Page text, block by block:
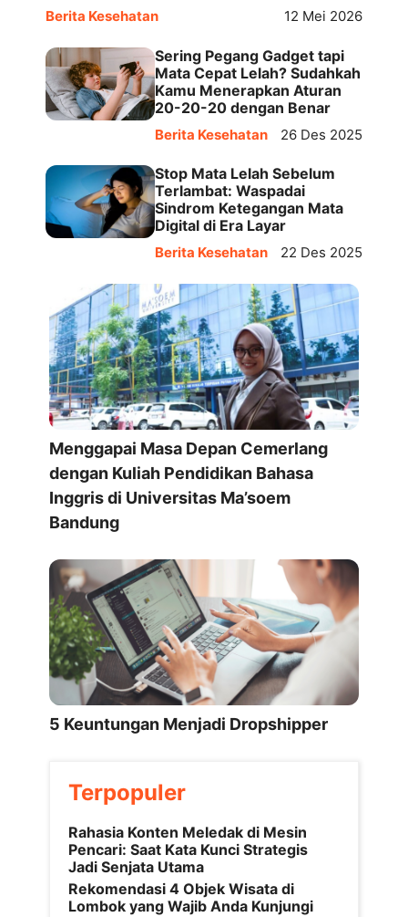
Berita Kesehatan 12 Mei 2026
Sering Pegang Gadget tapi
Mata Cepat Lelah? Sudahkah
Kamu Menerapkan Aturan
20-20-20 dengan Benar
Berita Kesehatan 26 Des 2025
Stop Mata Lelah Sebelum
Terlambat: Waspadai
Sindrom Ketegangan Mata
Digital di Era Layar
Berita Kesehatan 22 Des 2025
Menggapai Masa Depan Cemerlang
dengan Kuliah Pendidikan Bahasa
Inggris di Universitas Ma’soem
Bandung
5 Keuntungan Menjadi Dropshipper
Terpopuler
Rahasia Konten Meledak di Mesin
Pencari: Saat Kata Kunci Strategis
Jadi Senjata Utama
Rekomendasi 4 Objek Wisata di
Lombok yang Wajib Anda Kunjungi